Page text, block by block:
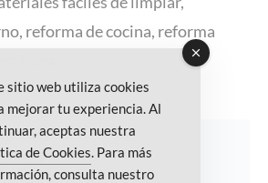
, reforma de cocina, reforma
sitio web utiliza cookies
mejorar tu experiencia. Al
aceptas nuestra
de Cookies. Para más
consulta nuestro